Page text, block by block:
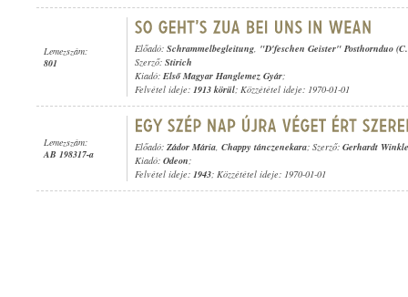
Lemezszám:
801
Előadó: Schrammelbegleitung, "D'feschen Geister" Posthornduo
Szerző: Stirich
Kiadó: Első Magyar Hanglemez Gyár;
Felvétel ideje: 1913 körül; Közzététel ideje: 1970-01-01
Lemezszám:
AB 198317-a
Előadó: Zádor Mária, Chappy tánczenekara; Szerző: Gerhardt
Kiadó: Odeon;
Felvétel ideje: 1943; Közzététel ideje: 1970-01-01